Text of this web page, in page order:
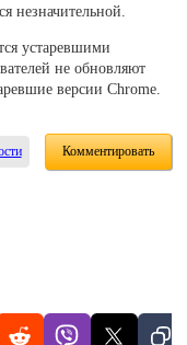
незначительной.
устаревшими
не обновляют
версии Chrome.
Комментировать